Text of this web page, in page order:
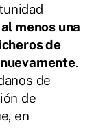
menos una
de
.
de
de
en